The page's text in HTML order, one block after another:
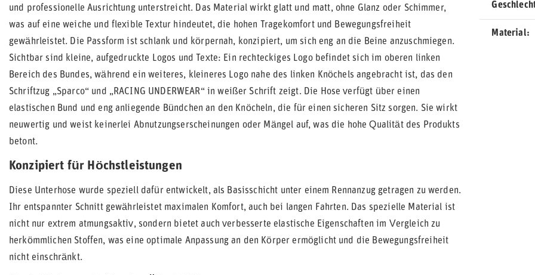
und professionelle Ausrichtung unterstreicht. Das Material wirkt glatt und matt, ohne Glanz oder Schimmer,
was auf eine weiche und flexible Textur hindeutet, die hohen Tragekomfort und Bewegungsfreiheit
gewährleistet. Die Passform ist schlank und körpernah, konzipiert, um sich eng an die Beine anzuschmiegen.
Sichtbar sind kleine, aufgedruckte Logos und Texte: Ein rechteckiges Logo befindet sich im oberen linken
Bereich des Bundes, während ein weiteres, kleineres Logo nahe des linken Knöchels angebracht ist, das den
Schriftzug „Sparco“ und „RACING UNDERWEAR“ in weißer Schrift zeigt. Die Hose verfügt über einen
elastischen Bund und eng anliegende Bündchen an den Knöcheln, die für einen sicheren Sitz sorgen. Sie wirkt
neuwertig und weist keinerlei Abnutzungserscheinungen oder Mängel auf, was die hohe Qualität des Produkts
betont.
Konzipiert für Höchstleistungen
Diese Unterhose wurde speziell dafür entwickelt, als Basisschicht unter einem Rennanzug getragen zu werden.
Ihr entspannter Schnitt gewährleistet maximalen Komfort, auch bei langen Fahrten. Das spezielle Material ist
nicht nur extrem atmungsaktiv, sondern bietet auch verbesserte elastische Eigenschaften im Vergleich zu
herkömmlichen Stoffen, was eine optimale Anpassung an den Körper ermöglicht und die Bewegungsfreiheit
nicht einschränkt.
Material